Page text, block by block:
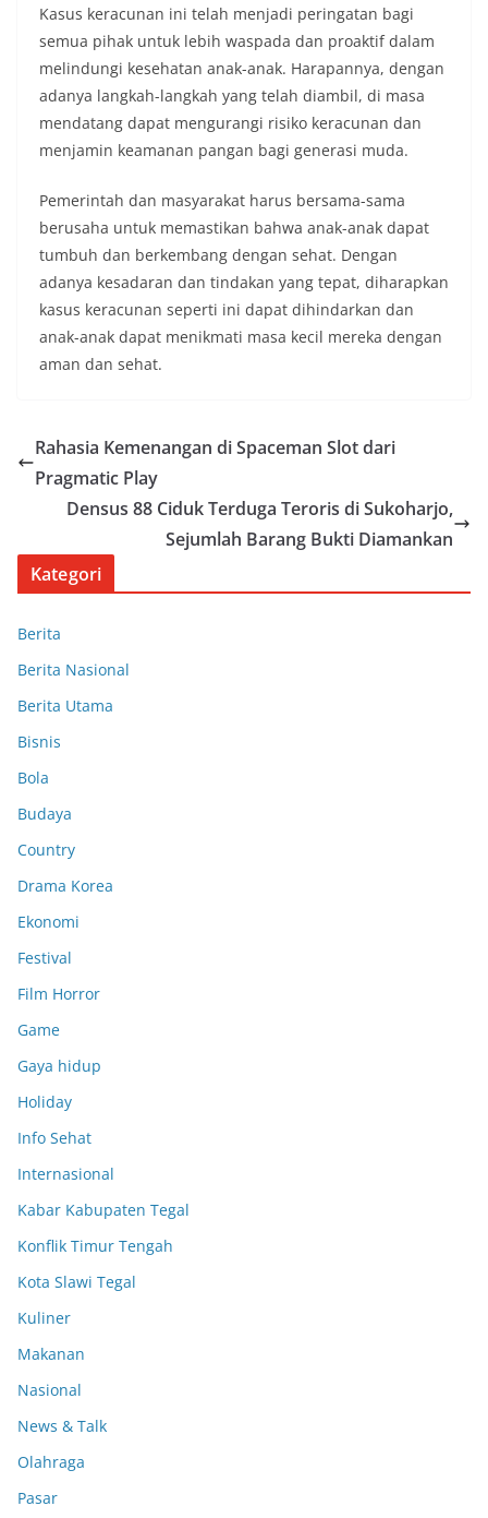
Kasus keracunan ini telah menjadi peringatan bagi
semua pihak untuk lebih waspada dan proaktif dalam
melindungi kesehatan anak-anak. Harapannya, dengan
adanya langkah-langkah yang telah diambil, di masa
mendatang dapat mengurangi risiko keracunan dan
menjamin keamanan pangan bagi generasi muda.
Pemerintah dan masyarakat harus bersama-sama
berusaha untuk memastikan bahwa anak-anak dapat
tumbuh dan berkembang dengan sehat. Dengan
adanya kesadaran dan tindakan yang tepat, diharapkan
kasus keracunan seperti ini dapat dihindarkan dan
anak-anak dapat menikmati masa kecil mereka dengan
aman dan sehat.
Rahasia Kemenangan di Spaceman Slot dari
Pragmatic Play
Densus 88 Ciduk Terduga Teroris di Sukoharjo,
Sejumlah Barang Bukti Diamankan
Kategori
Berita
Berita Nasional
Berita Utama
Bisnis
Bola
Budaya
Country
Drama Korea
Ekonomi
Festival
Film Horror
Game
Gaya hidup
Holiday
Info Sehat
Internasional
Kabar Kabupaten Tegal
Konflik Timur Tengah
Kota Slawi Tegal
Kuliner
Makanan
Nasional
News & Talk
Olahraga
Pasar